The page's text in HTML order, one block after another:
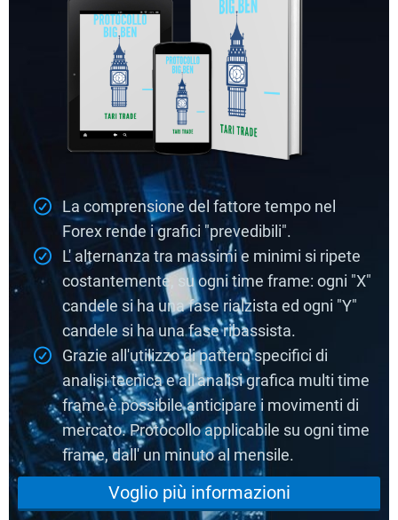
La comprensione del fattore tempo nel
Forex rende i grafici "prevedibili".
L' alternanza tra massimi e minimi si ripete
costantemente, su ogni time frame: ogni "X"
candele si ha una fase rialzista ed ogni "Y"
candele si ha una fase ribassista.
Grazie all'utilizzo di pattern specifici di
analisi tecnica e all'analisi grafica multi time
frame è possibile anticipare i movimenti di
mercato. Protocollo applicabile su ogni time
frame, dall' un minuto al mensile.
Voglio più informazioni